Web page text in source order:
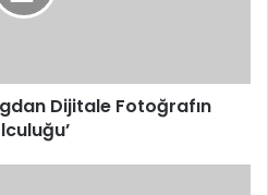
Dijitale Fotoğrafın